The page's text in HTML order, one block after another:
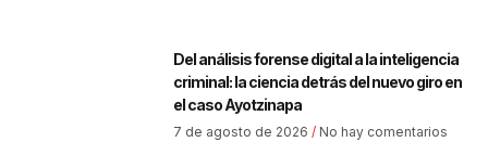
Del análisis forense digital a la inteligencia
criminal: la ciencia detrás del nuevo giro en
el caso Ayotzinapa
7 de agosto de 2026 No hay comentarios